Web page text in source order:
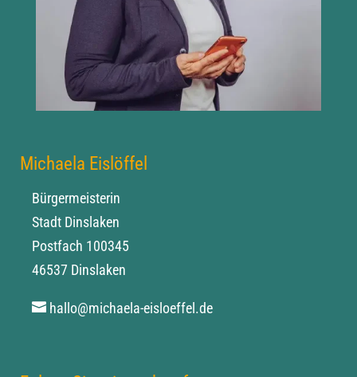
Michaela Eislöffel
Bürgermeisterin
Stadt Dinslaken
Postfach 100345
46537 Dinslaken
hallo@michaela-eisloeffel.de